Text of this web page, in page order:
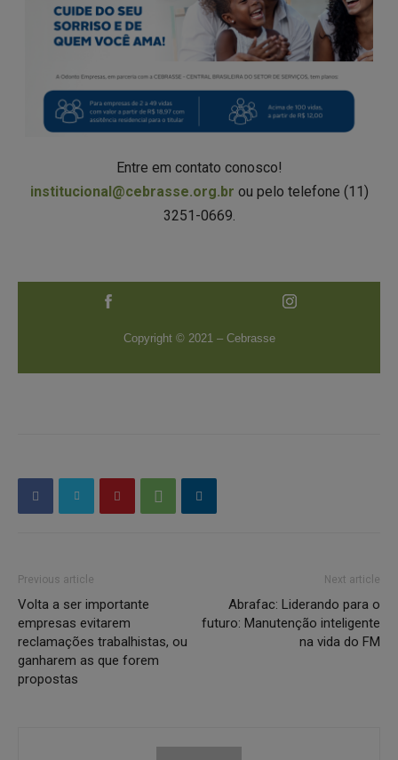
Entre em contato conosco!
institucional@cebrasse.org.br ou pelo telefone (11)
3251-0669.
Copyright © 2021 – Cebrasse
Previous article
Volta a ser importante
empresas evitarem
reclamações trabalhistas, ou
ganharem as que forem
propostas
Next article
Abrafac: Liderando para o
futuro: Manutenção inteligente
na vida do FM